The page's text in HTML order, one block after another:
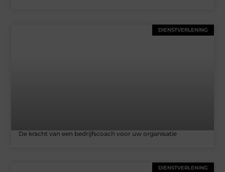
DIENSTVERLENING
De kracht van een bedrijfscoach voor uw organisatie
DIENSTVERLENING